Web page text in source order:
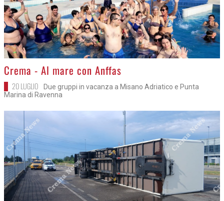
>
Crema - Al mare con Anffas
20 LUGLIO
Due gruppi in vacanza a Misano Adriatico e Punta
Marina di Ravenna